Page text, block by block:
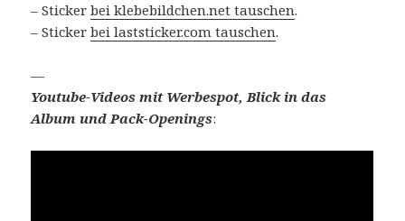
– Stickerbei klebebildchen.net tauschen.
– Stickerbei laststicker.com tauschen.
—
Youtube-Videos mit Werbespot, Blick in das
Album und Pack-Openings: